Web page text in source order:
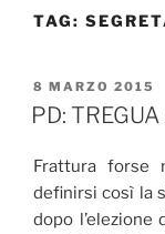
TAG:
PUBBLICATO
IL
8 MARZO 2015
PD:
Frattura forse
definirsi così la
dopo l’elezione